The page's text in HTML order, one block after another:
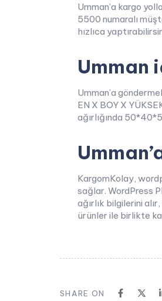
Umman’a kargo
5500 numaralı
hızlıca
Umman
Umman’a
EN X BOY X
ağırlığında
KargomKolay,
sağlar. WordPress
ağırlık bilgilerini
ürünler ile birlikte
SHARE ON